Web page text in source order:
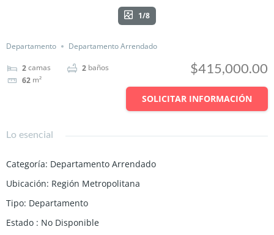
1/8
Departamento Departamento Arrendado
2camas 2 baños
62 m²
$415,000.00
SOLICITAR INFORMACIÓN
Lo esencial
Categoría: Departamento Arrendado
Ubicación: Región Metropolitana
Tipo: Departamento
Estado : No Disponible